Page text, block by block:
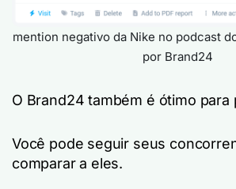
mention negativo da Nike no podcast
por Brand24
O Brand24 também é ótimo para
Você pode seguir seus
comparar a eles.